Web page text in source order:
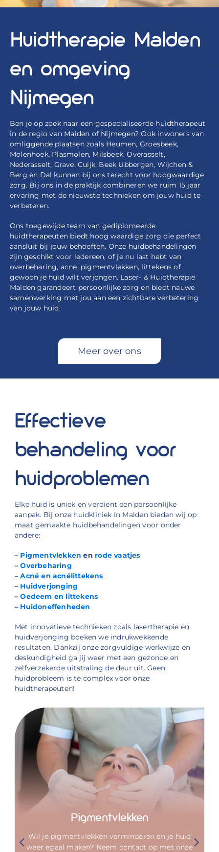
Huidtherapie Malden
en omgeving
Nijmegen
Ben je op zoek naar een gespecialiseerde huidtherapeut
in de regio van Malden of Nijmegen? Ook inwoners van
omliggende plaatsen zoals Heumen, Groesbeek,
Molenhoek, Plasmolen, Milsbeek, Overasselt,
Nederasselt, Grave, Cuijk, Beek Ubbergen, Wijchen &
Berg en Dal kunnen bij ons terecht voor hoogwaardige
zorg. Bij ons in de praktijk combineren we ruim 15 jaar
ervaring met de nieuwste technieken om jouw huid te
verbeteren.
Ons toegewijde team van gediplomeerde
huidtherapeuten biedt hoog waardige zorg die perfect
aansluit bij jouw behoeften. Onze huidbehandelingen
zijn geschikt voor iedereen, of je nu last hebt van
overbeharing, acne, pigmentvlekken, littekens of
gewoon je huid wilt verjongen. Laser- & Huidtherapie
Malden garandeert persoonlijke zorg en biedt nauwe
samenwerking met jou aan een zichtbare verbetering
van jouw huid.
Meer over ons
Effectieve
behandeling voor
huidproblemen
Elke huid is uniek en verdient een persoonlijke
aanpak. Bij onze huidkliniek in Malden bieden wij op
maat gemaakte huidbehandelingen voor onder
andere:
– Pigmentvlekken en rode vaatjes
–Overbeharing
–Acné en acnélittekens
– Huidverjonging
–Oedeem en littekens
– Huidoneffenheden
Met innovatieve technieken zoals lasertherapie en
huidverjonging boeken we indrukwekkende
resultaten. Dankzij onze zorgvuldige werkwijze en
deskundigheid ga jij weer met een gezonde en
zelfverzekerde uitstraling de deur uit. Geen
huidprobleem is te complex voor onze
huidtherapeuten!
Pigmentvlekken
Wil je pigmentvlekken verminderen en je huid
weer egaal maken? Neem contact op met onze